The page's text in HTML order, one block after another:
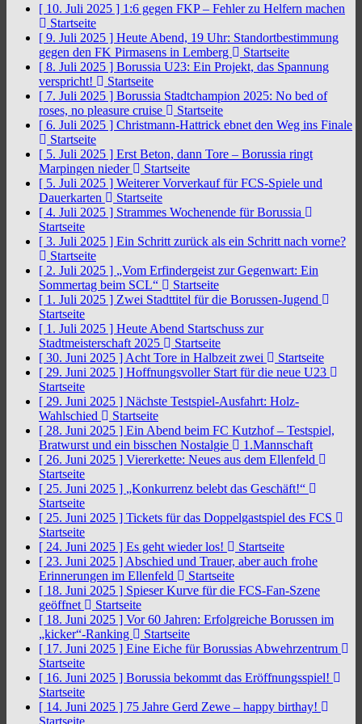
[ 10. Juli 2025 ] 1:6 gegen FKP – Fehler zu Helfern machen
Startseite
[ 9. Juli 2025 ] Heute Abend, 19 Uhr: Standortbestimmung
gegen den FK Pirmasens in Lemberg
Startseite
[ 8. Juli 2025 ] Borussia U23: Ein Projekt, das Spannung
verspricht!
Startseite
[ 7. Juli 2025 ] Borussia Stadtchampion 2025: No bed of
roses, no pleasure cruise
Startseite
[ 6. Juli 2025 ] Christmann-Hattrick ebnet den Weg ins Finale
Startseite
[ 5. Juli 2025 ] Erst Beton, dann Tore – Borussia ringt
Marpingen nieder
Startseite
[ 5. Juli 2025 ] Weiterer Vorverkauf für FCS-Spiele und
Dauerkarten
Startseite
[ 4. Juli 2025 ] Strammes Wochenende für Borussia
Startseite
[ 3. Juli 2025 ] Ein Schritt zurück als ein Schritt nach vorne?
Startseite
[ 2. Juli 2025 ] „Vom Erfindergeist zur Gegenwart: Ein
Sommertag beim SCL“
Startseite
[ 1. Juli 2025 ] Zwei Stadttitel für die Borussen-Jugend
Startseite
[ 1. Juli 2025 ] Heute Abend Startschuss zur
Stadtmeisterschaft 2025
Startseite
[ 30. Juni 2025 ] Acht Tore in Halbzeit zwei
Startseite
[ 29. Juni 2025 ] Hoffnungsvoller Start für die neue U23
Startseite
[ 29. Juni 2025 ] Nächste Testspiel-Ausfahrt: Holz-
Wahlschied
Startseite
[ 28. Juni 2025 ] Ein Abend beim FC Kutzhof – Testspiel,
Bratwurst und ein bisschen Nostalgie
1.Mannschaft
[ 26. Juni 2025 ] Viererkette: Neues aus dem Ellenfeld
Startseite
[ 25. Juni 2025 ] „Konkurrenz belebt das Geschäft!“
Startseite
[ 25. Juni 2025 ] Tickets für das Doppelgastspiel des FCS
Startseite
[ 24. Juni 2025 ] Es geht wieder los!
Startseite
[ 23. Juni 2025 ] Abschied und Trauer, aber auch frohe
Erinnerungen im Ellenfeld
Startseite
[ 18. Juni 2025 ] Spieser Kurve für die FCS-Fan-Szene
geöffnet
Startseite
[ 18. Juni 2025 ] Vor 60 Jahren: Erfolgreiche Borussen im
„kicker“-Ranking
Startseite
[ 17. Juni 2025 ] Eine Eiche für Borussias Abwehrzentrum
Startseite
[ 16. Juni 2025 ] Borussia bekommt das Eröffnungsspiel!
Startseite
[ 14. Juni 2025 ] 75 Jahre Gerd Zewe – happy birthay!
Startseite